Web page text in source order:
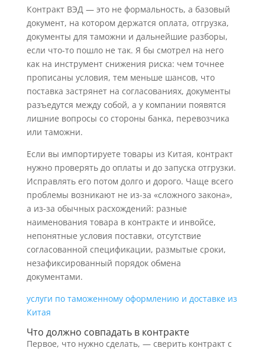
Контракт ВЭД — это не формальность, а базовый
документ, на котором держатся оплата, отгрузка,
документы для таможни и дальнейшие разборы,
если что-то пошло не так. Я бы смотрел на него
как на инструмент снижения риска: чем точнее
прописаны условия, тем меньше шансов, что
поставка застрянет на согласованиях, документы
разъедутся между собой, а у компании появятся
лишние вопросы со стороны банка, перевозчика
или таможни.
Если вы импортируете товары из Китая, контракт
нужно проверять до оплаты и до запуска отгрузки.
Исправлять его потом долго и дорого. Чаще всего
проблемы возникают не из-за «сложного закона»,
а из-за обычных расхождений: разные
наименования товара в контракте и инвойсе,
непонятные условия поставки, отсутствие
согласованной спецификации, размытые сроки,
незафиксированный порядок обмена
документами.
услуги по таможенному оформлению и доставке из
Китая
Что должно совпадать в контракте
Первое, что нужно сделать, — сверить контракт с